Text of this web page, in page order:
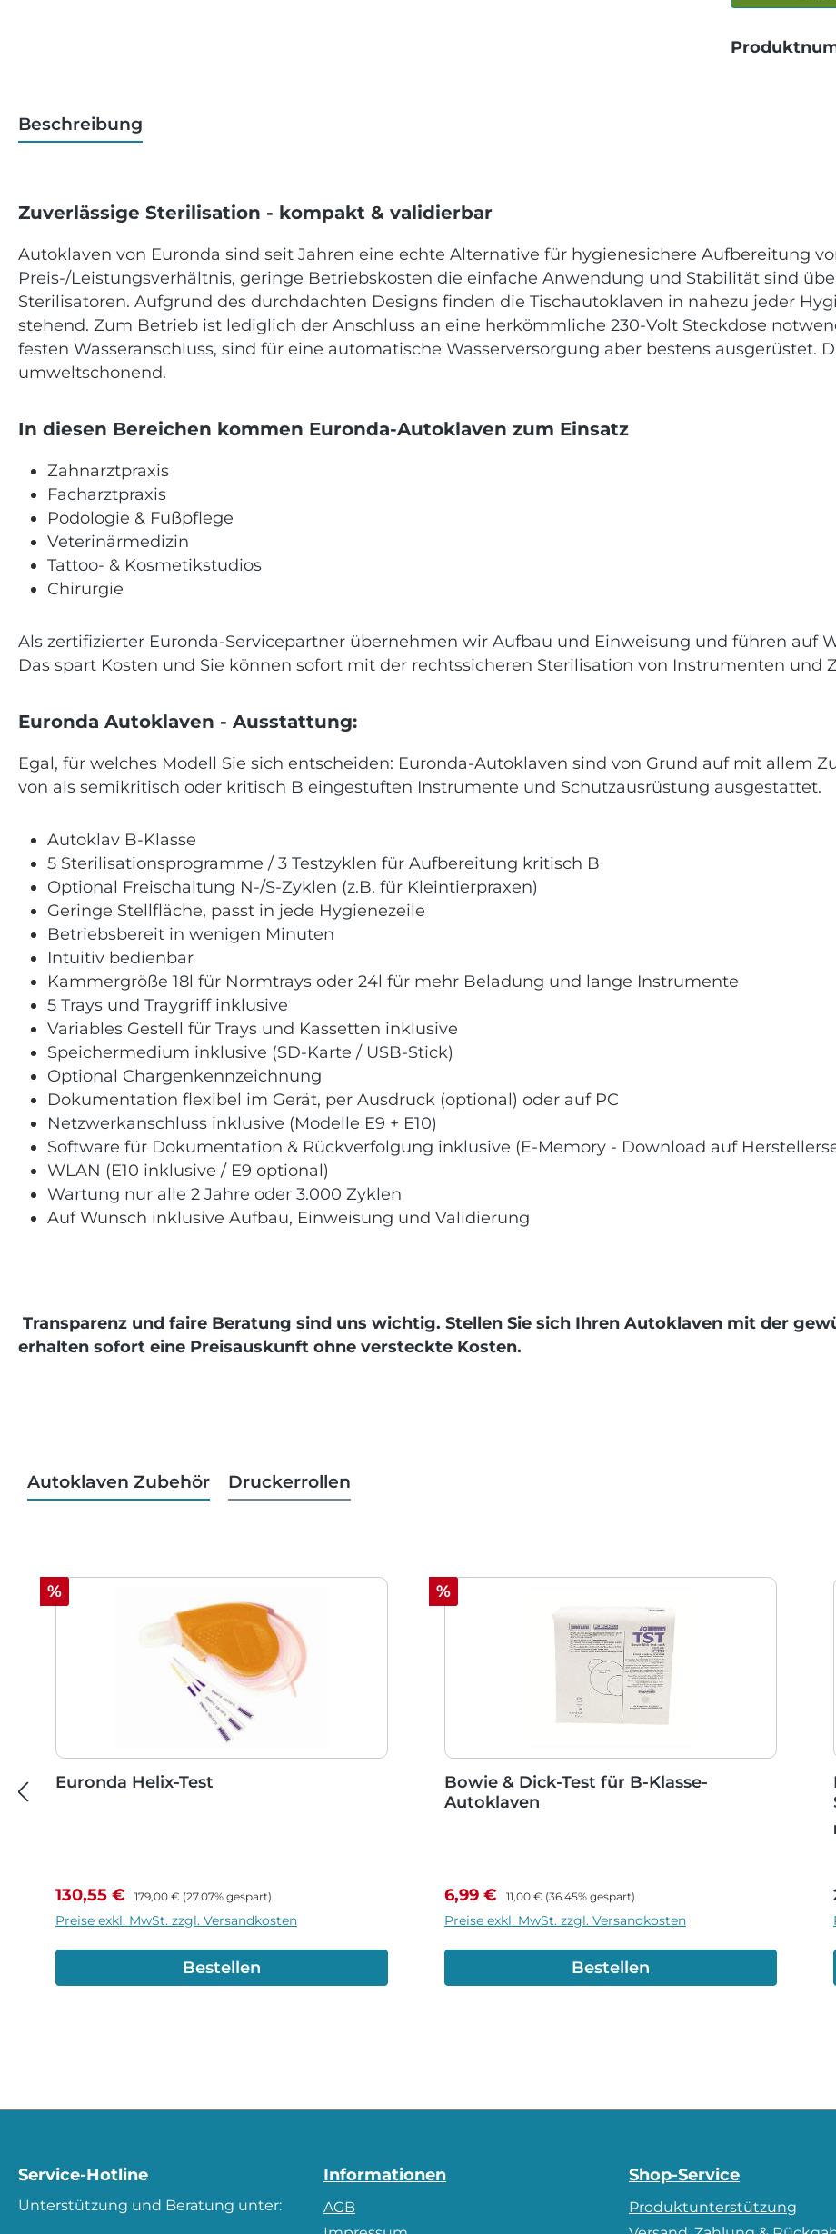
Beschreibung
Zuverlässige Sterilisation - kompakt & validierbar
Autoklaven von Euronda sind seit Jahren eine echte Alternative für hygienesichere Aufbereitung
Preis-/Leistungsverhältnis, geringe Betriebskosten die einfache Anwendung und Stabilität sind
Sterilisatoren. Aufgrund des durchdachten Designs finden die Tischautoklaven in nahezu jeder
stehend. Zum Betrieb ist lediglich der Anschluss an eine herkömmliche 230-Volt Steckdose
festen Wasseranschluss, sind für eine automatische Wasserversorgung aber bestens ausgerüstet.
umweltschonend.
In diesen Bereichen kommen Euronda-Autoklaven zum Einsatz
Zahnarztpraxis
Facharztpraxis
Podologie & Fußpflege
Veterinärmedizin
Tattoo- & Kosmetikstudios
Chirurgie
Als zertifizierter Euronda-Servicepartner übernehmen wir Aufbau und Einweisung und führen auf
Das spart Kosten und Sie können sofort mit der rechtssicheren Sterilisation von Instrumenten und
Euronda Autoklaven - Ausstattung:
Egal, für welches Modell Sie sich entscheiden: Euronda-Autoklaven sind von Grund auf mit allem
von als semikritisch oder kritisch B eingestuften Instrumente und Schutzausrüstung ausgestattet.
Autoklav B-Klasse
5 Sterilisationsprogramme / 3 Testzyklen für Aufbereitung kritisch B
Optional Freischaltung N-/S-Zyklen (z.B. für Kleintierpraxen)
Geringe Stellfläche, passt in jede Hygienezeile
Betriebsbereit in wenigen Minuten
Intuitiv bedienbar
Kammergröße 18l für Normtrays oder 24l für mehr Beladung und lange Instrumente
5 Trays und Traygriff inklusive
Variables Gestell für Trays und Kassetten inklusive
Speichermedium inklusive (SD-Karte / USB-Stick)
Optional Chargenkennzeichnung
Dokumentation flexibel im Gerät, per Ausdruck (optional) oder auf PC
Netzwerkanschluss inklusive (Modelle E9 + E10)
Software für Dokumentation & Rückverfolgung inklusive (E-Memory - Download auf
WLAN (E10 inklusive / E9 optional)
Wartung nur alle 2 Jahre oder 3.000 Zyklen
Auf Wunsch inklusive Aufbau, Einweisung und Validierung
Transparenz und faire Beratung sind uns wichtig. Stellen Sie sich Ihren Autoklaven mit der
erhalten sofort eine Preisauskunft ohne versteckte Kosten.
Autoklaven Zubehör Druckerrollen
Rabatt
%
Euronda Helix-Test
Verkaufspreis:
130,55 € Regulärer Preis:
179,00 € (27.07% gespart)
Preise exkl. MwSt. zzgl. Versandkosten
Bestellen
Rabatt
%
Bowie & Dick-Test für B-Klasse-
Autoklaven
Verkaufspreis:
6,99 € Regulärer Preis:
11,00 € (36.45% gespart)
Preise exkl. MwSt. zzgl. Versandkosten
Bestellen
Service-Hotline
Unterstützung und Beratung unter:
Informationen
AGB
Shop-Service
Produktunterstützung